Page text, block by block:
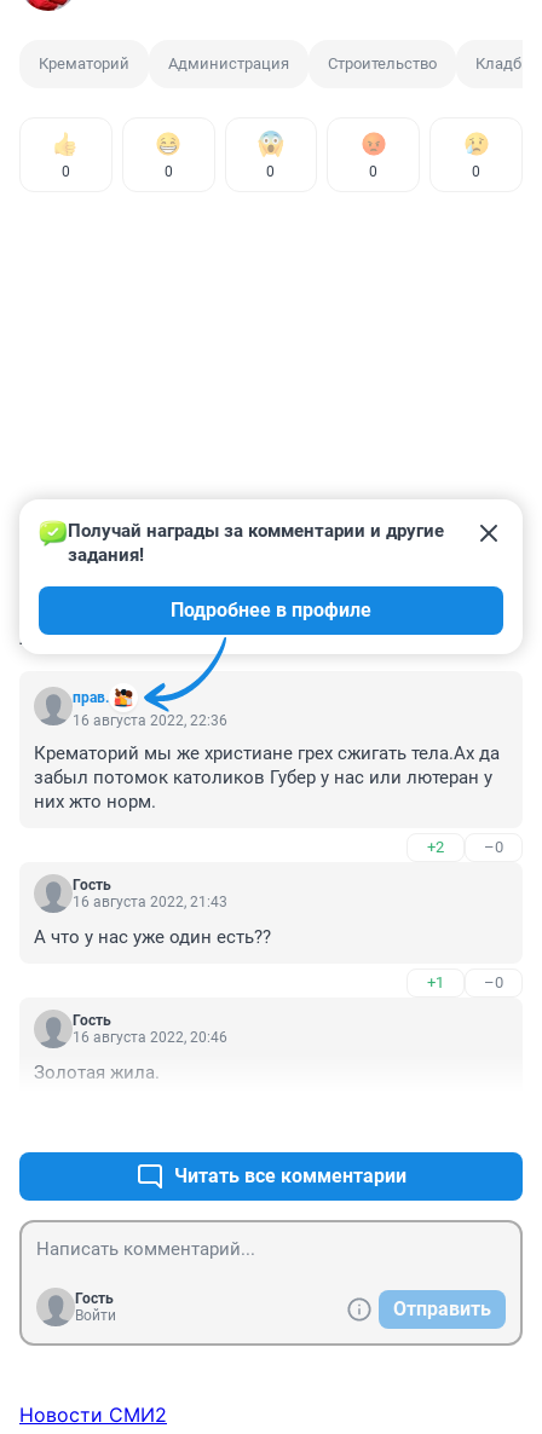
Крематорий Администрация Строительство
0 0 0 0 0
КОММЕНТАРИИ 7
прав.
Получай награды за комментарии и другие
задания!
Подробнее в профиле
16 августа 2022, 22:36
Крематорий мы же христиане грех сжигать тела.Ах да
забыл потомок католиков Губер у нас или лютеран у
них жто норм.
+2 –0
Гость
16 августа 2022, 21:43
А что у нас уже один есть??
+1 –0
Гость
16 августа 2022, 20:46
Золотая жила.
Читать все комментарии
Гость
Войти
Отправить
Новости СМИ2